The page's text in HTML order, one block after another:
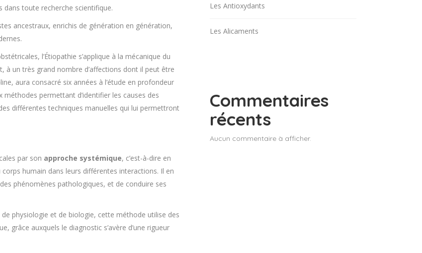
dans toute recherche scientifique.
ancestraux, enrichis de génération en génération,
l’Étiopathie s’applique à la mécanique du
un très grand nombre d’affections dont il peut être
aura consacré six années à l’étude en profondeur
permettant d’identifier les causes des
différentes techniques manuelles qui lui permettront
par son approche systémique, c’est-à-dire en
humain dans leurs différentes interactions. Il en
phénomènes pathologiques, et de conduire ses
physiologie et de biologie, cette méthode utilise des
grâce auxquels le diagnostic s’avère d’une rigueur
Les Antioxydants
Les Alicaments
Commentaires
récents
Aucun commentaire à afficher.